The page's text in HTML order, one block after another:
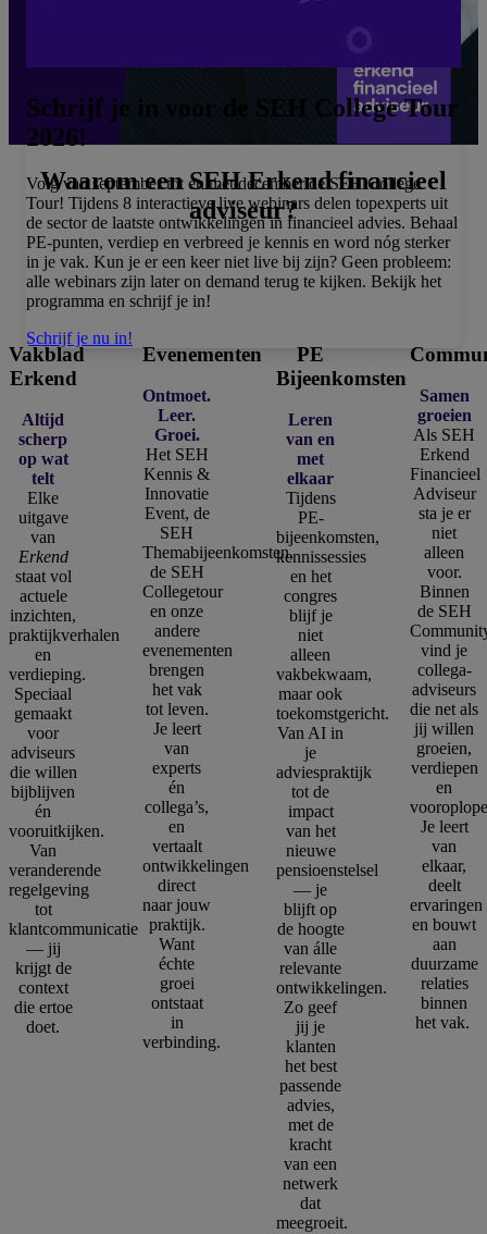
Waarom een SEH Erkend financieel
adviseur?
Vakblad
Erkend
Altijd
scherp
op wat
telt
Elke
uitgave
van
Erkend
staat vol
actuele
inzichten,
praktijkverhalen
en
verdieping.
Speciaal
gemaakt
voor
adviseurs
die willen
bijblijven
én
vooruitkijken.
Van
veranderende
regelgeving
tot
klantcommunicatie
— jij
krijgt de
context
die ertoe
doet.
Evenementen
Ontmoet.
Leer.
Groei.
Het SEH
Kennis &
Innovatie
Event, de
SEH
Themabijeenkomsten,
de SEH
Collegetour
en onze
andere
evenementen
brengen
het vak
tot leven.
Je leert
van
experts
én
collega’s,
en
vertaalt
ontwikkelingen
direct
naar jouw
praktijk.
Want
échte
groei
ontstaat
in
verbinding.
PE
Bijeenkomsten
Leren
van en
met
elkaar
Tijdens
PE-
bijeenkomsten,
kennissessies
en het
congres
blijf je
niet
alleen
vakbekwaam,
maar ook
toekomstgericht.
Van AI in
je
adviespraktijk
tot de
impact
van het
nieuwe
pensioenstelsel
— je
blijft op
de hoogte
van álle
relevante
ontwikkelingen.
Zo geef
jij je
klanten
het best
passende
advies,
met de
kracht
van een
netwerk
dat
meegroeit.
Samen
groeien
Als SEH
Erkend
Financieel
Adviseur
sta je er
niet
alleen
voor.
Binnen
de SEH
vind je
collega-
adviseurs
die net als
jij willen
groeien,
verdiepen
en
Je leert
van
elkaar,
deelt
ervaringen
en bouwt
aan
duurzame
relaties
binnen
het vak.
Schrijf je in voor de SEH College Tour
2026!
Volg van september tot en met december de SEH College
Tour! Tijdens 8 interactieve live webinars delen topexperts uit
de sector de laatste ontwikkelingen in financieel advies. Behaal
PE-punten, verdiep en verbreed je kennis en word nóg sterker
in je vak. Kun je er een keer niet live bij zijn? Geen probleem:
alle webinars zijn later on demand terug te kijken. Bekijk het
programma en schrijf je in!
Schrijf je nu in!